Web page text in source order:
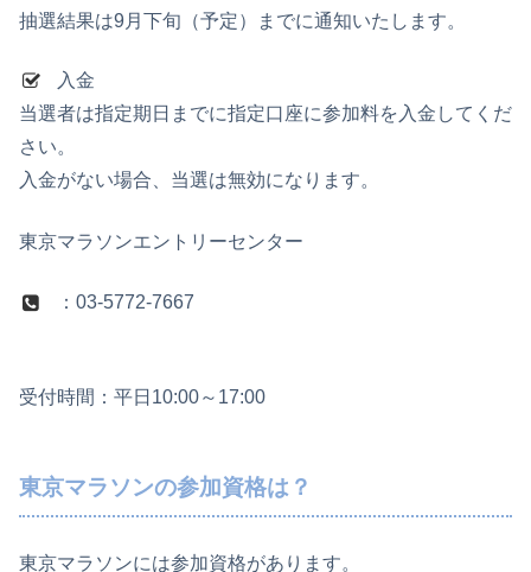
抽選結果は9月下旬（予定）までに通知いたします。
入金
当選者は指定期日までに指定口座に参加料を入金してくだ
さい。
入金がない場合、当選は無効になります。
東京マラソンエントリーセンター
：03-5772-7667
受付時間：平日10:00～17:00
東京マラソンの参加資格は？
東京マラソンには参加資格があります。